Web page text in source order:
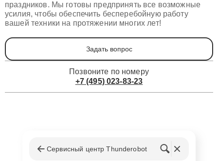
праздников. Мы готовы предпринять все возможные
усилия, чтобы обеспечить бесперебойную работу
вашей техники на протяжении многих лет!
Задать вопрос
Позвоните по номеру
+7 (495) 023-83-23
Сервисный центр Thunderobot